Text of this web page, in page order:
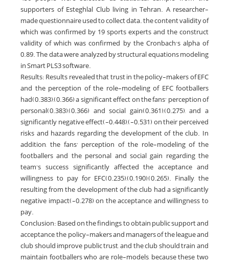
supporters of Esteghlal Club living in Tehran. A researcher-
made questionnaire used to collect data. the content validity of
which was confirmed by 19 sports experts and the construct
validity of which was confirmed by the Cronbach’s alpha of
0.89. The data were analyzed by structural equations modeling
in Smart PLS3 software.
Results: Results revealed that trust in the policy-makers of EFC
and the perception of the role-modeling of EFC footballers
had(0.383),(0.366) a significant effect on the fans’ perception of
personal(0.383),(0.366) and social gain(0.361),(0.275), and a
significantly negative effect(-0.448),(-0.531) on their perceived
risks and hazards regarding the development of the club. In
addition, the fans’ perception of the role-modeling of the
footballers and the personal and social gain regarding the
team's success significantly affected the acceptance and
willingness to pay for EFC(0.235),(0.190),(0.265). Finally, the
resulting from the development of the club had a significantly
negative impact(-0.278) on the acceptance and willingness to
pay.
Conclusion: Based on the findings, to obtain public support and
acceptance, the policy-makers and managers of the league and
club should improve public trust, and the club should train and
maintain footballers who are role-models, because these two